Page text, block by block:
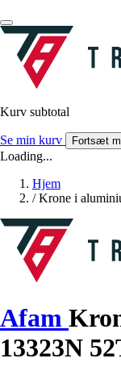
Kurv subtotal
Se min kurv Fortsæt
Loading...
Hjem
/ Krone i
Afam
13323N